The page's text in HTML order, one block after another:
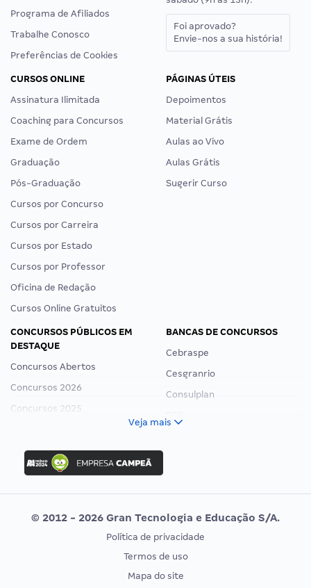
Programa de Afiliados
Trabalhe Conosco
Preferências de Cookies
Foi aprovado?
Envie-nos a sua história!
CURSOS ONLINE
Assinatura Ilimitada
Coaching para Concursos
Exame de Ordem
Graduação
Pós-Graduação
Cursos por Concurso
Cursos por Carreira
Cursos por Estado
Cursos por Professor
Oficina de Redação
Cursos Online Gratuitos
PÁGINAS ÚTEIS
Depoimentos
Material Grátis
Aulas ao Vivo
Aulas Grátis
Sugerir Curso
CONCURSOS PÚBLICOS EM
DESTAQUE
Concursos Abertos
Concursos 2026
Concursos 2025
Concurso Ibama
Concurso MPU
Editais publicados
BANCAS DE CONCURSOS
Cebraspe
Cesgranrio
Consulplan
Vunesp
CONCURSOS POR PROFISSÃO
EXAME DE ORDEM
Veja mais
© 2012 - 2026 Gran Tecnologia e Educação S/A.
Política de privacidade
Termos de uso
Mapa do site